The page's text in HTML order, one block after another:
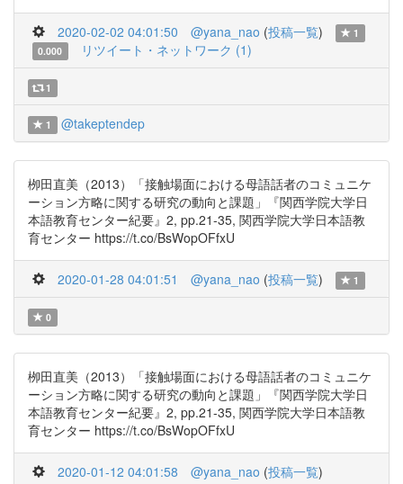
2020-02-02 04:01:50 @yana_nao (投稿一覧)
1
0.000
リツイート・ネットワーク (1)
1
1 @takeptendep
栁田直美（2013）「接触場面における母語話者のコミュニケ
ーション方略に関する研究の動向と課題」『関西学院大学日
本語教育センター紀要』2, pp.21-35, 関西学院大学日本語教
育センター https://t.co/BsWopOFfxU
2020-01-28 04:01:51 @yana_nao (投稿一覧) 1
0
栁田直美（2013）「接触場面における母語話者のコミュニケ
ーション方略に関する研究の動向と課題」『関西学院大学日
本語教育センター紀要』2, pp.21-35, 関西学院大学日本語教
育センター https://t.co/BsWopOFfxU
2020-01-12 04:01:58 @yana_nao (投稿一覧)